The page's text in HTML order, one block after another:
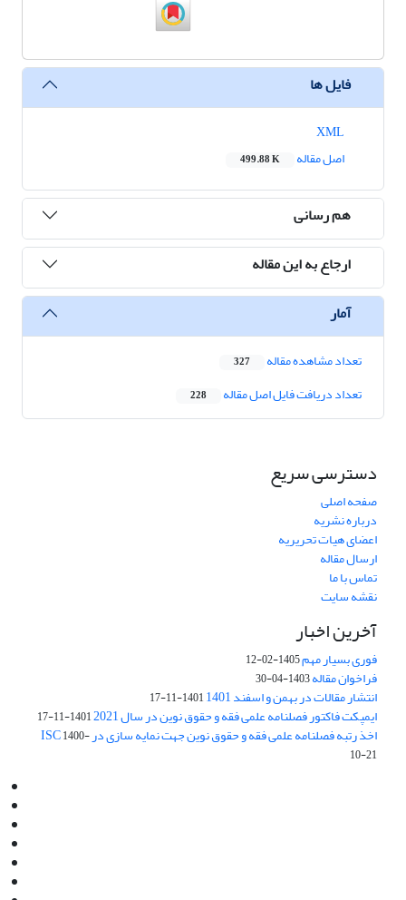
فایل ها
اصل مقاله
499.88 K
هم رسانی
ارجاع به این مقاله
آمار
تعداد مشاهده مقاله 327
تعداد دریافت فایل اصل مقاله 228
دسترسی سریع
صفحه اصلی
درباره نشریه
اعضای هیات تحریریه
ارسال مقاله
تماس با ما
نقشه سایت
آخرین اخبار
فوری بسیار مهم1405-02-12
فراخوان مقاله1403-04-30
انتشار مقالات در بهمن و اسفند 1401 1401-11-17
ایمپکت فاکتور فصلنامه علمی فقه و حقوق نوین در سال 2021 1401-11-17
اخذ رتبه فصلنامه علمی فقه و حقوق نوین جهت نمایه سازی در ISC1400-
10-21